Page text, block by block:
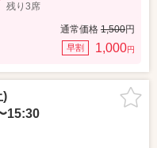
残り3席
通常価格 1,500円
早割 1,000円
)
15:30